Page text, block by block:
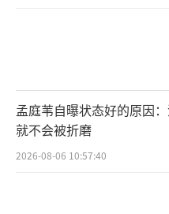
孟庭苇自曝状态好的原因
就不会被折磨
2026-08-06 10:57:40